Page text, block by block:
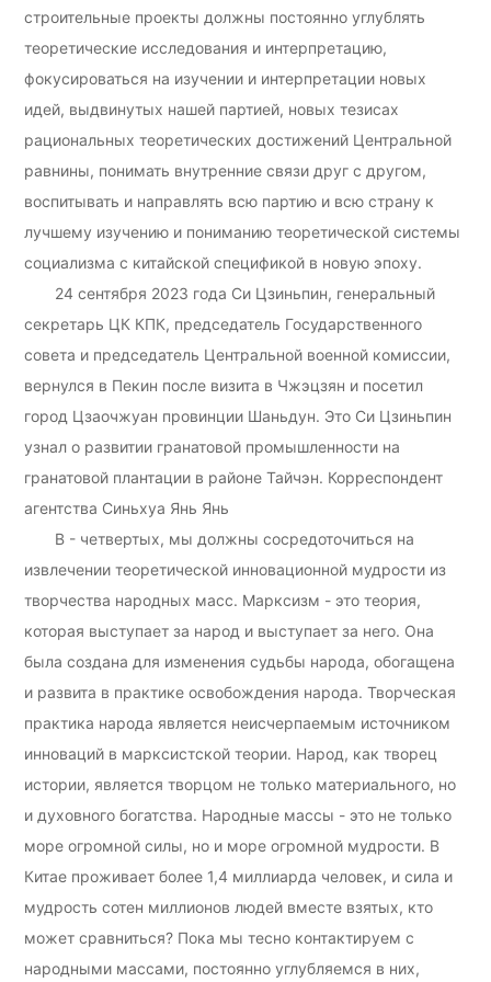
строительные проекты должны постоянно углублять
теоретические исследования и интерпретацию,
фокусироваться на изучении и интерпретации новых
идей, выдвинутых нашей партией, новых тезисах
рациональных теоретических достижений Центральной
равнины, понимать внутренние связи друг с другом,
воспитывать и направлять всю партию и всю страну к
лучшему изучению и пониманию теоретической системы
социализма с китайской спецификой в новую эпоху.
24 сентября 2023 года Си Цзиньпин, генеральный
секретарь ЦК КПК, председатель Государственного
совета и председатель Центральной военной комиссии,
вернулся в Пекин после визита в Чжэцзян и посетил
город Цзаочжуан провинции Шаньдун. Это Си Цзиньпин
узнал о развитии гранатовой промышленности на
гранатовой плантации в районе Тайчэн. Корреспондент
агентства Синьхуа Янь Янь
В - четвертых, мы должны сосредоточиться на
извлечении теоретической инновационной мудрости из
творчества народных масс. Марксизм - это теория,
которая выступает за народ и выступает за него. Она
была создана для изменения судьбы народа, обогащена
и развита в практике освобождения народа. Творческая
практика народа является неисчерпаемым источником
инноваций в марксистской теории. Народ, как творец
истории, является творцом не только материального, но
и духовного богатства. Народные массы - это не только
море огромной силы, но и море огромной мудрости. В
Китае проживает более 1,4 миллиарда человек, и сила и
мудрость сотен миллионов людей вместе взятых, кто
может сравниться? Пока мы тесно контактируем с
народными массами, постоянно углубляемся в них,